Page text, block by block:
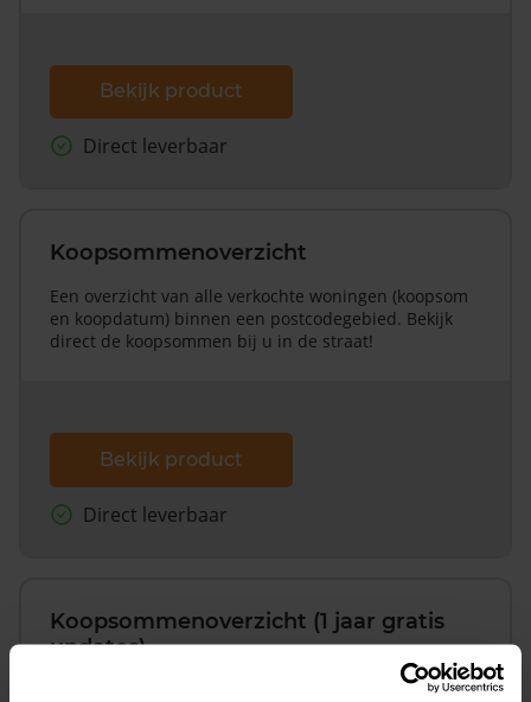
Bekijk product
Direct leverbaar
Koopsommenoverzicht
Een overzicht van alle verkochte woningen (koopsom
en koopdatum) binnen een postcodegebied. Bekijk
direct de koopsommen bij u in de straat!
Bekijk product
Direct leverbaar
Koopsommenoverzicht (1 jaar gratis
updates)